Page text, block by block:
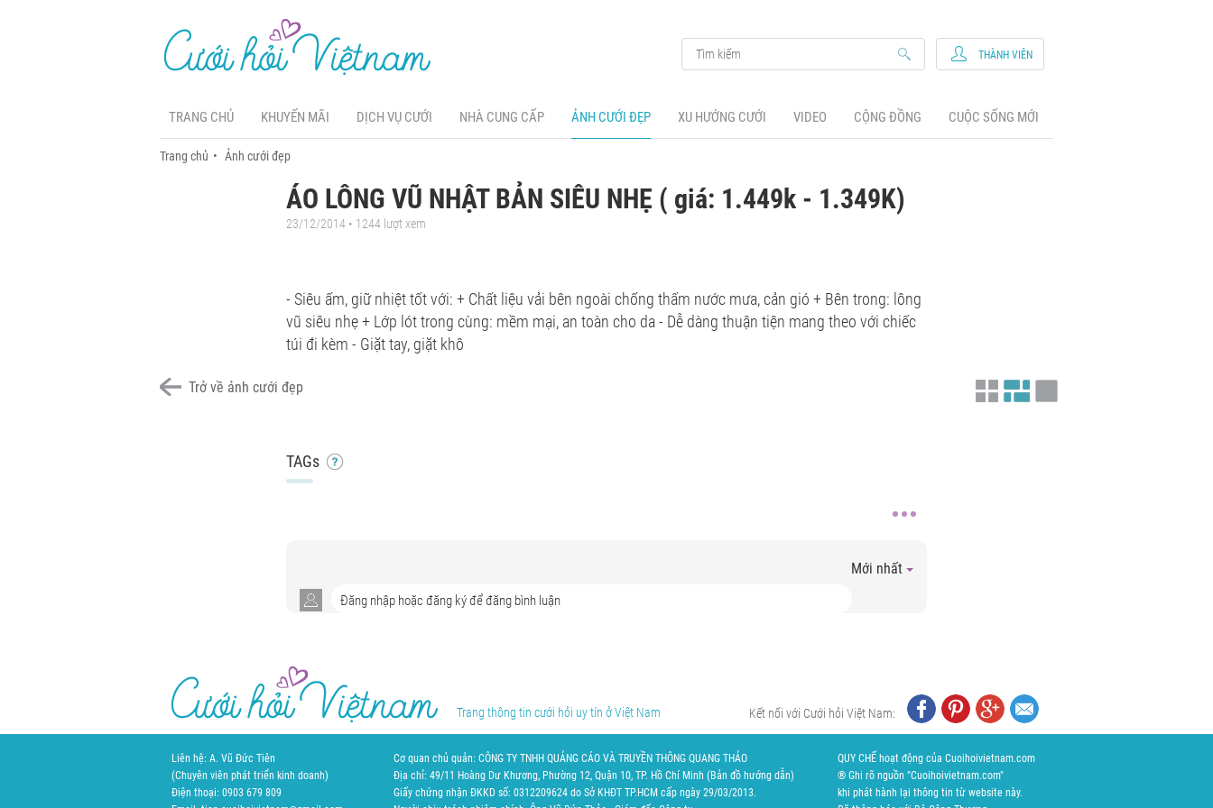
TRANG CHỦ KHUYẾN MÃI DỊCH VỤ CƯỚI NHÀ CUNG CẤP ẢNH CƯỚI ĐẸP XU HƯỚNG CƯỚI VIDEO CỘNG ĐỒNG CUỘC SỐNG MỚI
THÀNH VIÊN
Trang chủ Ảnh cưới đẹp
ÁO LÔNG VŨ NHẬT BẢN SIÊU NHẸ ( giá: 1.449k - 1.349K)
23/12/2014 • 1244 lượt xem
- Siêu ấm, giữ nhiệt tốt với: + Chất liệu vải bên ngoài chống thấm nước mưa, cản gió + Bên trong: lông
vũ siêu nhẹ + Lớp lót trong cùng: mềm mại, an toàn cho da - Dễ dàng thuận tiện mang theo với chiếc
túi đi kèm - Giặt tay, giặt khô
Trở về ảnh cưới đẹp
TAGs
Mới nhất
Trang thông tin cưới hỏi uy tín ở Việt Nam Kết nối với Cưới hỏi Việt Nam:
Liên hệ: A. Vũ Đức Tiên
(Chuyên viên phát triển kinh doanh)
Điện thoại: 0903 679 809
Cơ quan chủ quản: CÔNG TY TNHH QUẢNG CÁO VÀ TRUYỀN THÔNG QUANG THẢO
Địa chỉ: 49/11 Hoàng Dư Khương, Phường 12, Quận 10, TP. Hồ Chí Minh ( Bản đồ hướng dẫn)
Giấy chứng nhận ĐKKD số: 0312209624 do Sở KHĐT TP.HCM cấp ngày 29/03/2013.
QUY CHẾ hoạt động của Cuoihoivietnam.com
® Ghi rõ nguồn "Cuoihoivietnam.com"
khi phát hành lại thông tin từ website này.